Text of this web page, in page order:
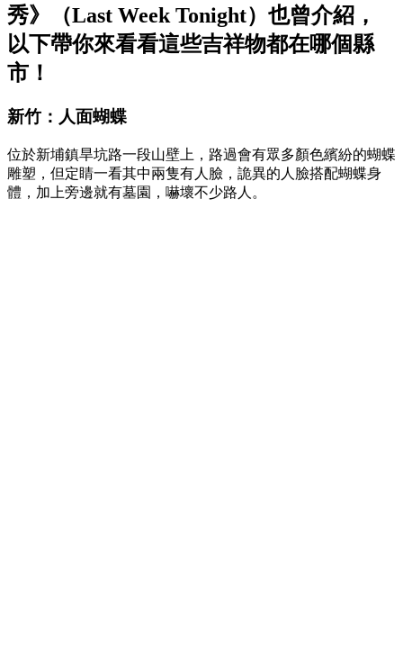
秀》（Last Week Tonight）也曾介紹，
以下帶你來看看這些吉祥物都在哪個縣
市！
新竹：人面蝴蝶
位於新埔鎮旱坑路一段山壁上，路過會有眾多顏色繽紛的蝴蝶
雕塑，但定睛一看其中兩隻有人臉，詭異的人臉搭配蝴蝶身
體，加上旁邊就有墓園，嚇壞不少路人。